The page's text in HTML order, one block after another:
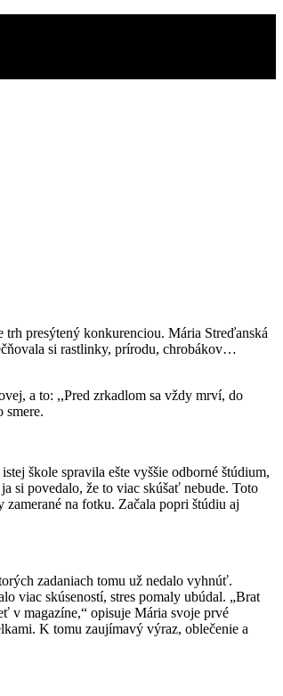
presýtený konkurenciou. Mária Streďanská
si rastlinky, prírodu, chrobákov…
a to: ,,Pred zrkadlom sa vždy mrví, do
smere.
škole spravila ešte vyššie odborné štúdium,
si povedalo, že to viac skúšať nebude. Toto
na fotku. Začala popri štúdiu aj
zadaniach tomu už nedalo vyhnúť.
viac skúseností, stres pomaly ubúdal. „Brat
v magazíne,“ opisuje Mária svoje prvé
K tomu zaujímavý výraz, oblečenie a